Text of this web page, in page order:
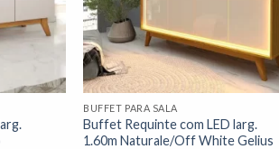
BUFFET PARA SALA
Buffet Requinte com LED larg.
1.60m Naturale/Off White Gelius